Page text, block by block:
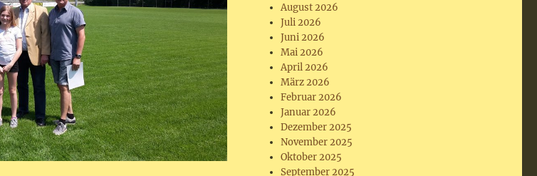
August 2026
Juli 2026
Juni 2026
Mai 2026
April 2026
März 2026
Februar 2026
Januar 2026
Dezember 2025
November 2025
Oktober 2025
September 2025